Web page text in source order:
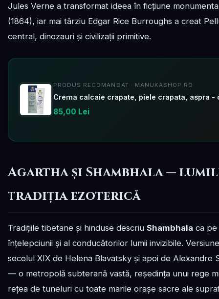
Jules Verne a transformat ideea în ficțiune
(1864), iar mai târziu Edgar Rice Burroughs a creat
central, dinozauri și civilizații primitive.
PRODUS RECOMANDAT · MANUKASHOP.RO
85,00 Lei
Agartha și Shambhala —
tradiția ezoterică
Tradițiile tibetane și hinduse descriu Shambhala ca pe
înțelepciunii și al conducătorilor lumii invizibile.
secolul XIX de Helena Blavatsky și apoi de Alexandre
— o metropolă subterană vastă, reședința unui rege
rețea de tuneluri cu toate marile orașe sacre ale